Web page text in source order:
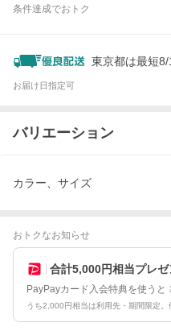
条件達成でおトク
東京都は最短
お届け日指定可
バリエーション
カラー、サイズ
おトクなお知らせ
合計5,000円相当プレゼ
PayPayカード入会特典を使うと
うち2,000円相当は利用先・期間限定。